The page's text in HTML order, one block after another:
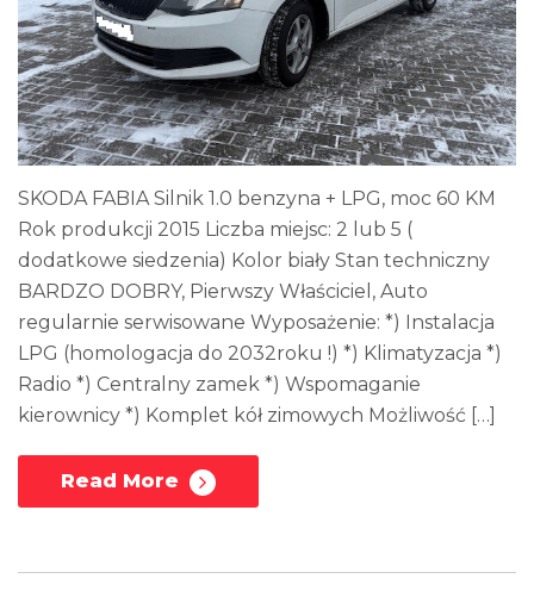
SKODA FABIA Silnik 1.0 benzyna + LPG, moc 60 KM
Rok produkcji 2015 Liczba miejsc: 2 lub 5 (
dodatkowe siedzenia) Kolor biały Stan techniczny
BARDZO DOBRY, Pierwszy Właściciel, Auto
regularnie serwisowane Wyposażenie: *) Instalacja
LPG (homologacja do 2032roku !) *) Klimatyzacja *)
Radio *) Centralny zamek *) Wspomaganie
kierownicy *) Komplet kół zimowych Możliwość […]
Read More